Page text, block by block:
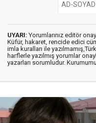
UYARI: Yorumlarınız editör
Küfür, hakaret, rencide edici
imla kuralları ile
harflerle yazılmış yorumlar
yazarları sorumludur.